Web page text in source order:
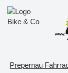
Prepernau